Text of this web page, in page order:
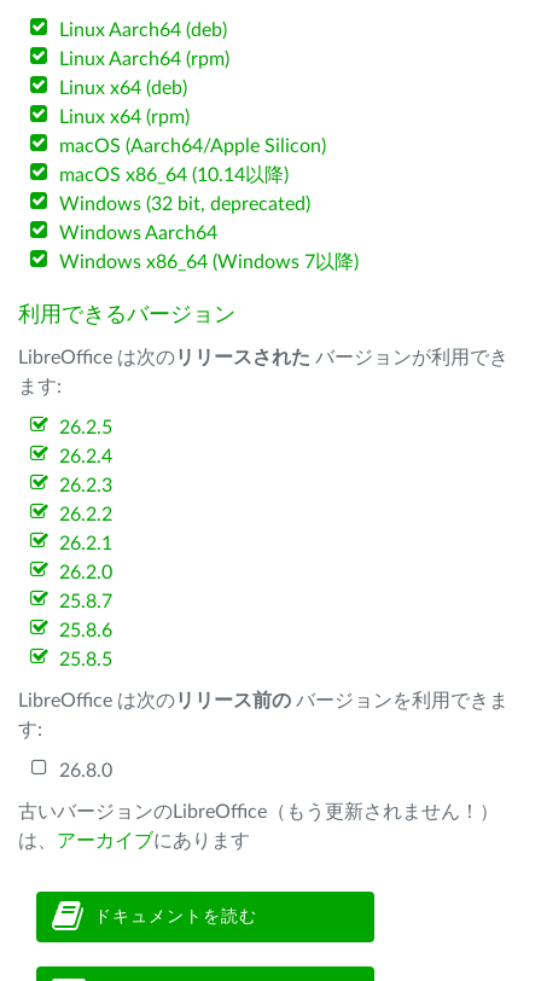
Linux Aarch64 (deb)
Linux Aarch64 (rpm)
Linux x64 (deb)
Linux x64 (rpm)
macOS (Aarch64/Apple Silicon)
macOS x86_64 (10.14以降)
Windows (32 bit, deprecated)
Windows Aarch64
Windows x86_64 (Windows 7以降)
利用できるバージョン
LibreOffice は次のリリースされた バージョンが利用でき
ます:
26.2.5
26.2.4
26.2.3
26.2.2
26.2.1
26.2.0
25.8.7
25.8.6
25.8.5
LibreOffice は次のリリース前の バージョンを利用できま
す:
26.8.0
古いバージョンのLibreOffice（もう更新されません！）
は、 アーカイブにあります
ドキュメントを読む